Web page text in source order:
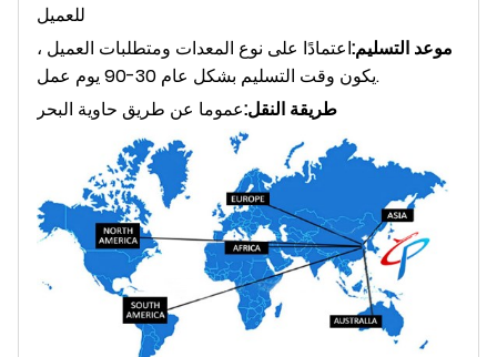
للعميل
موعد التسليم:اعتمادًا على نوع المعدات ومتطلبات العميل ،
يكون وقت التسليم بشكل عام 30-90 يوم عمل.
طريقة النقل:عموما عن طريق حاوية البحر